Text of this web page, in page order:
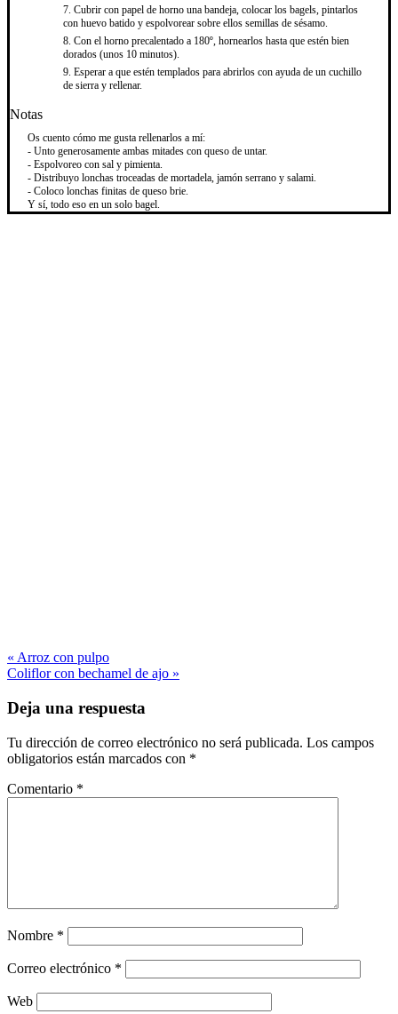
Cubrir con papel de horno una bandeja, colocar los bagels, pintarlos
con huevo batido y espolvorear sobre ellos semillas de sésamo.
Con el horno precalentado a 180º, hornearlos hasta que estén bien
dorados (unos 10 minutos).
Esperar a que estén templados para abrirlos con ayuda de un cuchillo
de sierra y rellenar.
Notas
Os cuento cómo me gusta rellenarlos a mí:
- Unto generosamente ambas mitades con queso de untar.
- Espolvoreo con sal y pimienta.
- Distribuyo lonchas troceadas de mortadela, jamón serrano y salami.
- Coloco lonchas finitas de queso brie.
Y sí, todo eso en un solo bagel.
« Arroz con pulpo
Coliflor con bechamel de ajo »
Deja una respuesta
Tu dirección de correo electrónico no será publicada. Los campos
obligatorios están marcados con *
Comentario *
Nombre *
Correo electrónico *
Web